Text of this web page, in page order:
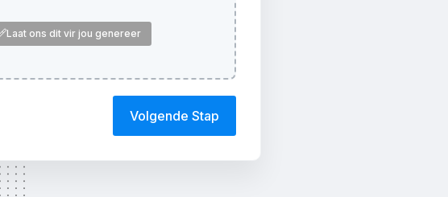
Laat ons dit vir jou genereer
Volgende Stap